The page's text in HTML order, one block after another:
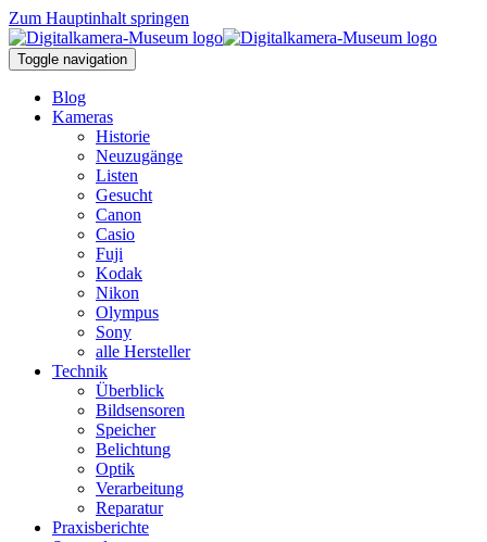
Zum Hauptinhalt springen
Toggle navigation
Blog
Kameras
Historie
Neuzugänge
Listen
Gesucht
Canon
Casio
Fuji
Kodak
Nikon
Olympus
Sony
alle Hersteller
Technik
Überblick
Bildsensoren
Speicher
Belichtung
Optik
Verarbeitung
Reparatur
Praxisberichte